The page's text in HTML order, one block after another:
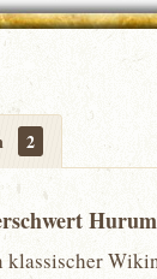
2
klassischer